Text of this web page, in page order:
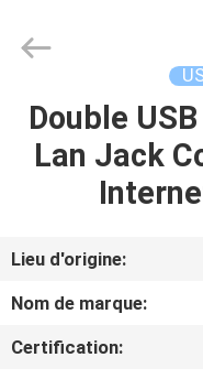
MAISON
PRODUITS
AU
SUJET
DE
Ltd..
DevelopedDouble
Lan Jack
Lieu d'origine:
Nom de marque:
Certification: